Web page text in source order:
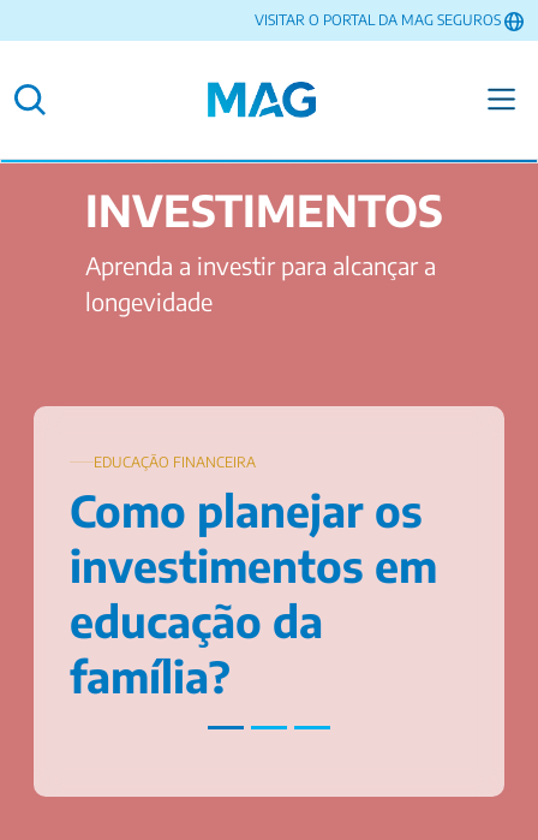
VISITAR O PORTAL DA MAG SEGUROS
INVESTIMENTOS
Aprenda a investir para alcançar a
longevidade
EDUCAÇÃO FINANCEIRA
Como planejar os
investimentos em
educação da
família?